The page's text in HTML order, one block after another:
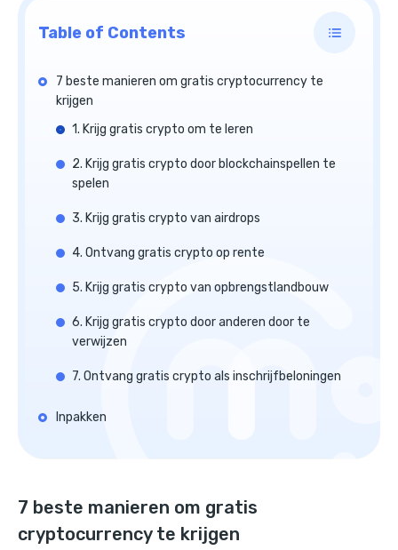
Table of Contents
7 beste manieren om gratis cryptocurrency te
krijgen
1. Krijg gratis crypto om te leren
2. Krijg gratis crypto door blockchainspellen te
spelen
3. Krijg gratis crypto van airdrops
4. Ontvang gratis crypto op rente
5. Krijg gratis crypto van opbrengstlandbouw
6. Krijg gratis crypto door anderen door te
verwijzen
7. Ontvang gratis crypto als inschrijfbeloningen
Inpakken
7 beste manieren om gratis
cryptocurrency te krijgen